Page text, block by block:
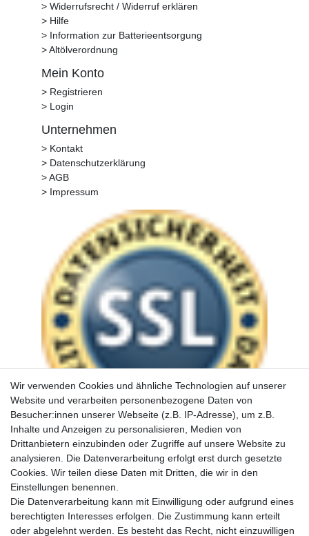
> Widerrufsrecht / Widerruf erklären
> Hilfe
> Information zur Batterieentsorgung
> Altölverordnung
Mein Konto
> Registrieren
> Login
Unternehmen
> Kontakt
> Datenschutzerklärung
> AGB
> Impressum
Wir verwenden Cookies und ähnliche Technologien auf unserer
Website und verarbeiten personenbezogene Daten von
Besucher:innen unserer Webseite (z.B. IP-Adresse), um z.B.
Inhalte und Anzeigen zu personalisieren, Medien von
Drittanbietern einzubinden oder Zugriffe auf unsere Website zu
analysieren. Die Datenverarbeitung erfolgt erst durch gesetzte
Cookies. Wir teilen diese Daten mit Dritten, die wir in den
Einstellungen benennen.
Die Datenverarbeitung kann mit Einwilligung oder aufgrund eines
berechtigten Interesses erfolgen. Die Zustimmung kann erteilt
oder abgelehnt werden. Es besteht das Recht, nicht einzuwilligen